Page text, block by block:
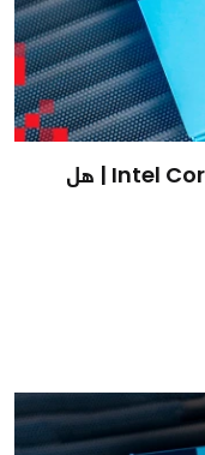
مراجعة معالج Intel Core Ultra 7 270K Plus | هل